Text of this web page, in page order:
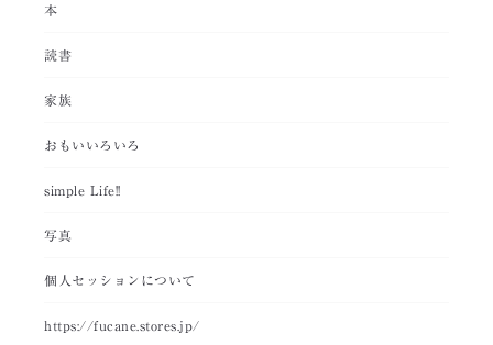
本
読書
家族
おもいいろいろ
simple Life!!
写真
個人セッションについて
https://fucane.stores.jp/